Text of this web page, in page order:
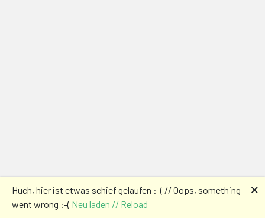
Huch, hier ist etwas schief gelaufen :-( // Oops, something
went wrong :-( Neu laden // Reload
🗙